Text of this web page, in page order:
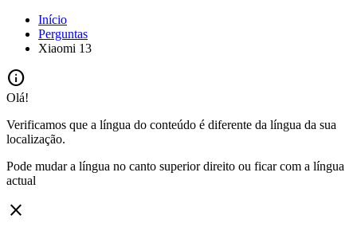
Início
Perguntas
Xiaomi 13
info
Olá!
Verificamos que a língua do conteúdo é diferente da língua da sua
localização.
Pode mudar a língua no canto superior direito ou ficar com a língua
actual
close